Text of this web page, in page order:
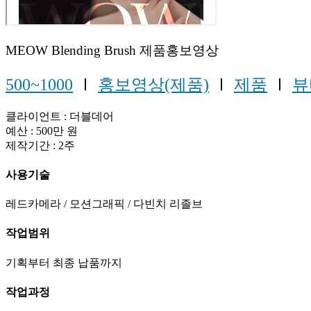
MEOW Blending Brush 제품홍보영상
500~1000 Ⅰ 홍보영상(제품) Ⅰ 제품 Ⅰ
클라이언트 : 더블데어
예산 : 500만 원
제작기간 : 2주
사용기술
레드카메라 / 모션그래픽 / 다빈치 리졸브
작업범위
기획부터 최종 납품까지
작업과정